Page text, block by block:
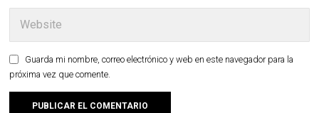
Guarda mi nombre, correo electrónico y web en este navegador para la
próxima vez que comente.